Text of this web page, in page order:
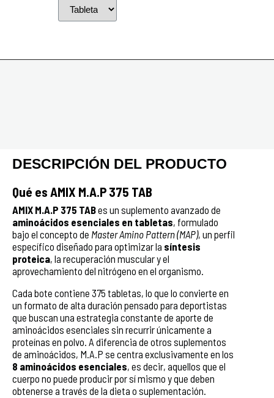
DESCRIPCIÓN DEL PRODUCTO
Qué es AMIX M.A.P 375 TAB
AMIX M.A.P 375 TABes un suplemento avanzado de
aminoácidos esenciales en tabletas, formulado
bajo el concepto de Master Amino Pattern (MAP), un perfil
específico diseñado para optimizar la síntesis
proteica, la recuperación muscular y el
aprovechamiento del nitrógeno en el organismo.
Cada bote contiene 375 tabletas, lo que lo convierte en
un formato de alta duración pensado para deportistas
que buscan una estrategia constante de aporte de
aminoácidos esenciales sin recurrir únicamente a
proteínas en polvo. A diferencia de otros suplementos
de aminoácidos, M.A.P se centra exclusivamente en los
8 aminoácidos esenciales, es decir, aquellos que el
cuerpo no puede producir por sí mismo y que deben
obtenerse a través de la dieta o suplementación.